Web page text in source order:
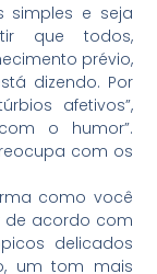
simples e seja
que todos,
prévio,
dizendo. Por
afetivos”,
o humor”.
com os
como você
de acordo com
delicados
um tom mais